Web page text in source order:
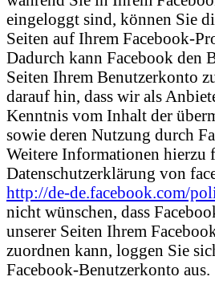
eingeloggt sind, können Sie
Seiten auf Ihrem Facebook-
Dadurch kann Facebook den
Seiten Ihrem Benutzerkonto
darauf hin, dass wir als
Kenntnis vom Inhalt der
sowie deren Nutzung durch
Weitere Informationen hierzu
Datenschutzerklärung von
http://de-de.facebook.com/
nicht wünschen, dass
unserer Seiten Ihrem
zuordnen kann, loggen Sie
Facebook-Benutzerkonto aus.